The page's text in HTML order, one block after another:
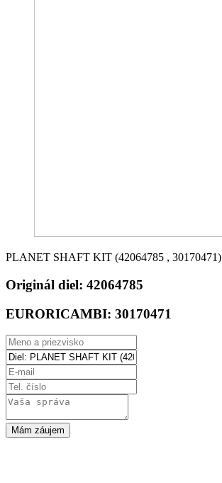
PLANET SHAFT KIT (42064785 , 30170471)
Originál diel: 42064785
EURORICAMBI: 30170471
Mám záujem